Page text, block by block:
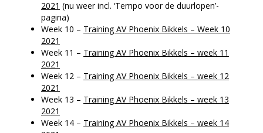
2021 (nu weer incl. ‘Tempo voor de duurlopen’-
pagina)
Week 10 – Training AV Phoenix Bikkels – Week 10
2021
Week 11 – Training AV Phoenix Bikkels – week 11
2021
Week 12 – Training AV Phoenix Bikkels – week 12
2021
Week 13 – Training AV Phoenix Bikkels – week 13
2021
Week 14 – Training AV Phoenix Bikkels – week 14